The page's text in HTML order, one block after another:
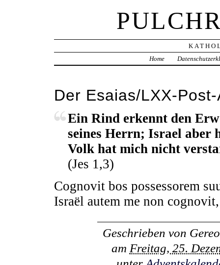
Home
Der Esaias/LXX-
Ein Rind erkennt den
seines Herrn; Israel aber
Volk hat mich nicht
(Jes 1,3)
Cognovit bos possessorem
Israël autem me non
Geschrieben von
am Freitag, 25.